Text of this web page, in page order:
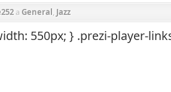
a General Jazz
550px; } .prezi-player-